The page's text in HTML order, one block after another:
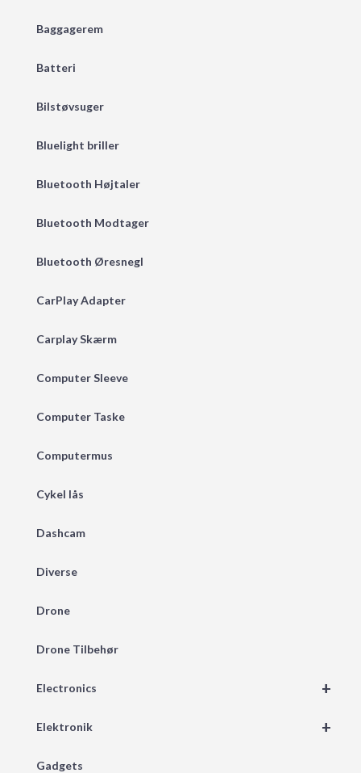
Baggagerem
Batteri
Bilstøvsuger
Bluelight briller
Bluetooth Højtaler
Bluetooth Modtager
Bluetooth Øresnegl
CarPlay Adapter
Carplay Skærm
Computer Sleeve
Computer Taske
Computermus
Cykel lås
Dashcam
Diverse
Drone
Drone Tilbehør
+
Electronics
+
Elektronik
Gadgets